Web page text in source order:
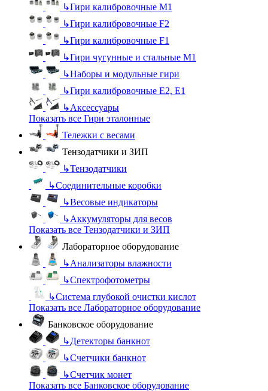
↳Гири калибровочные М1
↳Гири калибровочные F2
↳Гири калибровочные F1
↳Гири чугунные и стальные М1
↳Наборы и модульные гири
↳Гири калибровочные E2, Е1
↳Аксессуары
Показать все Гири эталонные
Тележки с весами
Тензодатчики и ЗИП
↳Тензодатчики
↳Соединительные коробки
↳Весовые индикаторы
↳Аккумуляторы для весов
Показать все Тензодатчики и ЗИП
Лабораторное оборудование
↳Анализаторы влажности
↳Спектрофотометры
↳Система глубокой очистки кислот
Показать все Лабораторное оборудование
Банковское оборудование
↳Детекторы банкнот
↳Счетчики банкнот
↳Счетчик монет
Показать все Банковское оборудование